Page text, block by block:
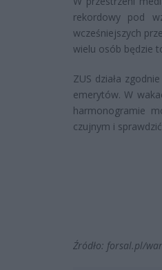
rekordowy pod
wcześniejszych
wielu osób będzie
ZUS działa
emerytów. W
harmonogramie
czujnym i
Źródło: forsal.pl/